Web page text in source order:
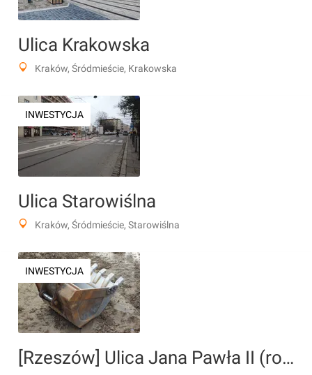
Ulica Krakowska
Kraków, Śródmieście, Krakowska
INWESTYCJA
Ulica Starowiślna
Kraków, Śródmieście, Starowiślna
INWESTYCJA
[Rzeszów] Ulica Jana Pawła II (rozbudowa)